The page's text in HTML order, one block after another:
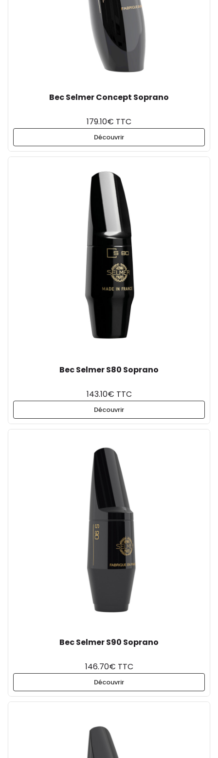
Bec Selmer Concept Soprano
179.10€ TTC
Découvrir
Bec Selmer S80 Soprano
143.10€ TTC
Découvrir
Bec Selmer S90 Soprano
146.70€ TTC
Découvrir